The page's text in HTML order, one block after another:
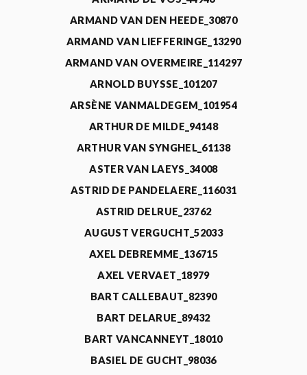
ARMAND VAN DEN HEEDE_30870
ARMAND VAN LIEFFERINGE_13290
ARMAND VAN OVERMEIRE_114297
ARNOLD BUYSSE_101207
ARSÈNE VANMALDEGEM_101954
ARTHUR DE MILDE_94148
ARTHUR VAN SYNGHEL_61138
ASTER VAN LAEYS_34008
ASTRID DE PANDELAERE_116031
ASTRID DELRUE_23762
AUGUST VERGUCHT_52033
AXEL DEBREMME_136715
AXEL VERVAET_18979
BART CALLEBAUT_82390
BART DELARUE_89432
BART VANCANNEYT_18010
BASIEL DE GUCHT_98036